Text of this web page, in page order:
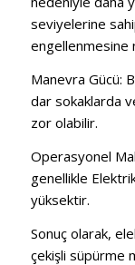
seviyelerine
engellenmesine
Manevra Gücü:
dar sokaklarda
zor olabilir.
Operasyonel
genellikle
yüksektir.
Sonuç olarak,
çekişli süpürme